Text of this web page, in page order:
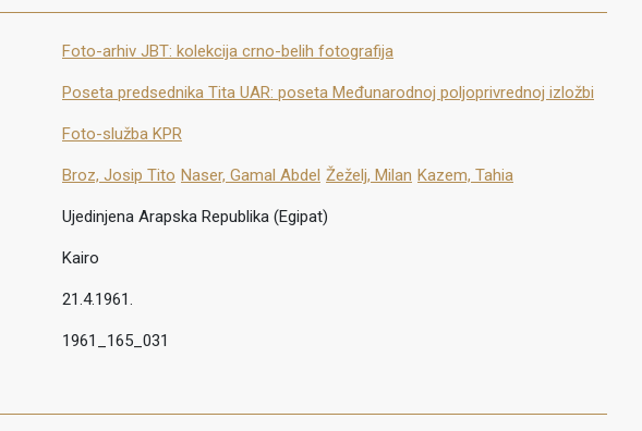
Foto-arhiv JBT: kolekcija crno-belih fotografija
Poseta predsednika Tita UAR: poseta Međunarodnoj poljoprivrednoj izložbi
Foto-služba KPR
Broz, Josip Tito Naser, Gamal Abdel Žeželj, Milan Kazem, Tahia
Ujedinjena Arapska Republika (Egipat)
Kairo
21.4.1961.
1961_165_031